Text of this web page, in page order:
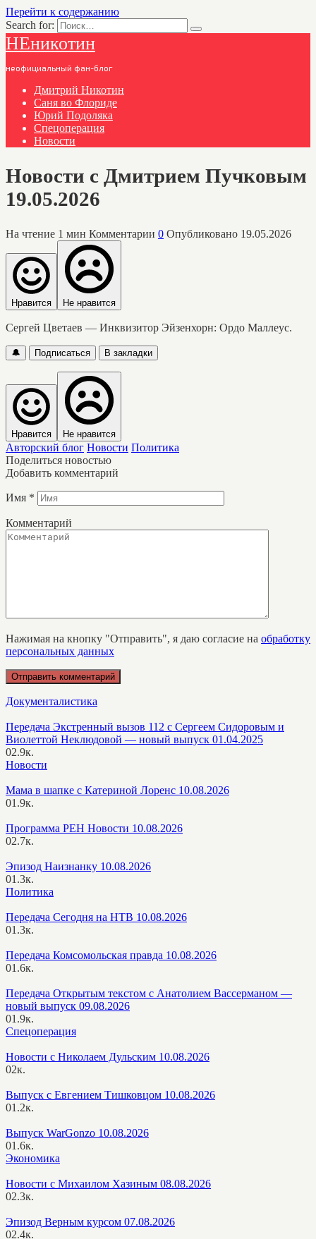
Перейти к содержанию
Search for:
НЕникотин
неофициальный фан-блог
Дмитрий Никотин
Саня во Флориде
Юрий Подоляка
Спецоперация
Новости
Новости с Дмитрием Пучковым
19.05.2026
На чтение 1 мин Комментарии 0 Опубликовано 19.05.2026
Нравится Не нравится
Сергей Цветаев — Инквизитор Эйзенхорн: Ордо Маллеус.
🔔 Подписаться В закладки
Нравится Не нравится
Авторский блог Новости Политика
Поделиться новостью
Добавить комментарий
Имя *
Комментарий
Нажимая на кнопку "Отправить", я даю согласие на обработку
персональных данных
Документалистика
Передача Экстренный вызов 112 с Сергеем Сидоровым и
Виолеттой Неклюдовой — новый выпуск 01.04.2025
02.9к.
Новости
Мама в шапке с Катериной Лоренс 10.08.2026
01.9к.
Программа РЕН Новости 10.08.2026
02.7к.
Эпизод Наизнанку 10.08.2026
01.3к.
Политика
Передача Сегодня на НТВ 10.08.2026
01.3к.
Передача Комсомольская правда 10.08.2026
01.6к.
Передача Открытым текстом с Анатолием Вассерманом —
новый выпуск 09.08.2026
01.9к.
Спецоперация
Новости с Николаем Дульским 10.08.2026
02к.
Выпуск с Евгением Тишковцом 10.08.2026
01.2к.
Выпуск WarGonzo 10.08.2026
01.6к.
Экономика
Новости с Михаилом Хазиным 08.08.2026
02.3к.
Эпизод Верным курсом 07.08.2026
02.4к.